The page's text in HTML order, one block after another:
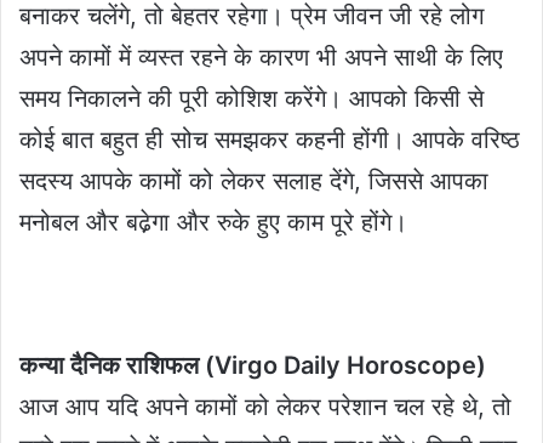
बनाकर चलेंगे, तो बेहतर रहेगा। प्रेम जीवन जी रहे लोग
अपने कामों में व्यस्त रहने के कारण भी अपने साथी के लिए
समय निकालने की पूरी कोशिश करेंगे। आपको किसी से
कोई बात बहुत ही सोच समझकर कहनी होंगी। आपके वरिष्ठ
सदस्य आपके कामों को लेकर सलाह देंगे, जिससे आपका
मनोबल और बढे़गा और रुके हुए काम पूरे होंगे।
कन्या दैनिक राशिफल (Virgo Daily Horoscope)
आज आप यदि अपने कामों को लेकर परेशान चल रहे थे, तो